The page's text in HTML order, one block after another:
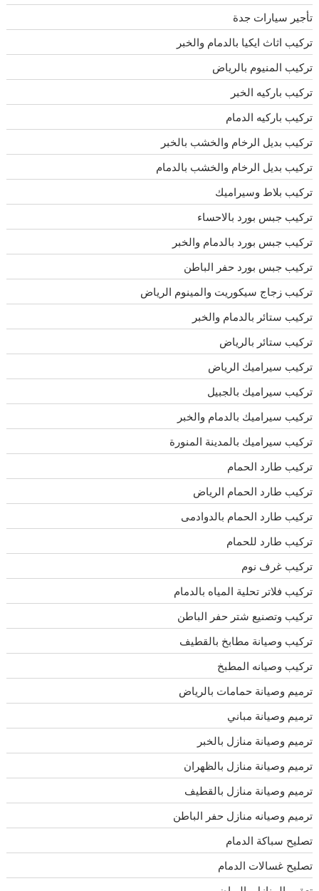
تأجير سيارات جدة
تركيب اثاث ايكيا بالدمام والخبر
تركيب المنيوم بالرياض
تركيب باركيه الخبر
تركيب باركيه الدمام
تركيب بديل الرخام والخشب بالخبر
تركيب بديل الرخام والخشب بالدمام
تركيب بلاط وسيراميك
تركيب جبس بورد بالاحساء
تركيب جبس بورد بالدمام والخبر
تركيب جبس بورد حفر الباطن
تركيب زجاج سيكوريت والمينوم الرياض
تركيب ستائر بالدمام والخبر
تركيب ستائر بالرياض
تركيب سيراميك الرياض
تركيب سيراميك بالجبيل
تركيب سيراميك بالدمام والخبر
تركيب سيراميك بالمدينة المنورة
تركيب طارد الحمام
تركيب طارد الحمام الرياض
تركيب طارد الحمام بالدوادمى
تركيب طارد للحمام
تركيب غرف نوم
تركيب فلاتر تحلية المياه بالدمام
تركيب وتصنيع شتر حفر الباطن
تركيب وصيانة مطابخ بالقطيف
تركيب وصيانه المطبخ
ترميم وصيانة حمامات بالرياض
ترميم وصيانة مباني
ترميم وصيانة منازل بالخبر
ترميم وصيانة منازل بالظهران
ترميم وصيانة منازل بالقطيف
ترميم وصيانه منازل حفر الباطن
تصليح سباكة الدمام
تصليح غسالات الدمام